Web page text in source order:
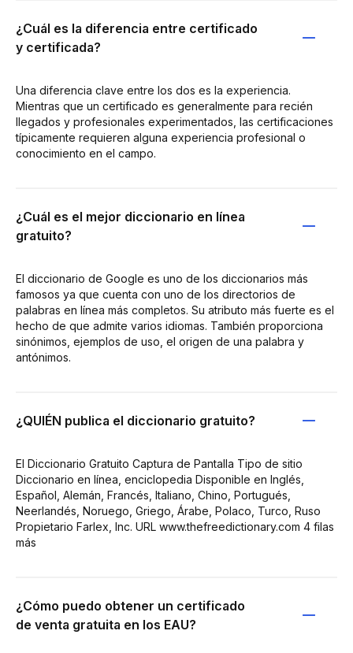
¿Cuál es la diferencia entre certificado
y certificada?
Una diferencia clave entre los dos es la experiencia.
Mientras que un certificado es generalmente para recién
llegados y profesionales experimentados, las certificaciones
típicamente requieren alguna experiencia profesional o
conocimiento en el campo.
¿Cuál es el mejor diccionario en línea
gratuito?
El diccionario de Google es uno de los diccionarios más
famosos ya que cuenta con uno de los directorios de
palabras en línea más completos. Su atributo más fuerte es el
hecho de que admite varios idiomas. También proporciona
sinónimos, ejemplos de uso, el origen de una palabra y
antónimos.
¿QUIÉN publica el diccionario gratuito?
El Diccionario Gratuito Captura de Pantalla Tipo de sitio
Diccionario en línea, enciclopedia Disponible en Inglés,
Español, Alemán, Francés, Italiano, Chino, Portugués,
Neerlandés, Noruego, Griego, Árabe, Polaco, Turco, Ruso
Propietario Farlex, Inc. URL www.thefreedictionary.com 4 filas
más
¿Cómo puedo obtener un certificado
de venta gratuita en los EAU?